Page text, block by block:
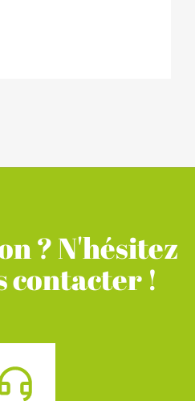
? N'hésitez
contacter !